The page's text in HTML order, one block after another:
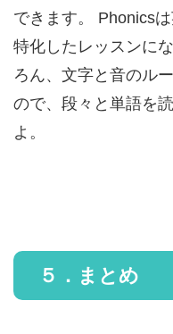
できます。 Phonics
特化したレッスンに
ろん、文字と音のル
ので、段々と単語を
よ。
５．まとめ